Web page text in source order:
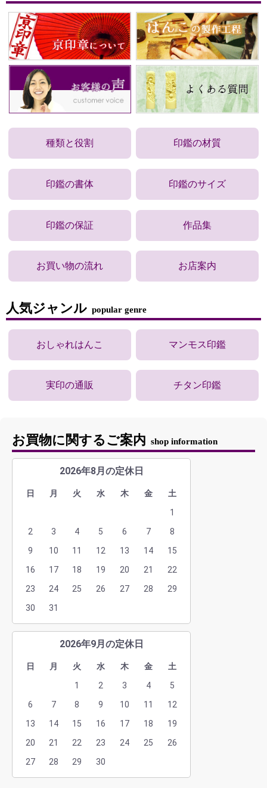
種類と役割 印鑑の材質
印鑑の書体 印鑑のサイズ
印鑑の保証 作品集
お買い物の流れ お店案内
人気ジャンル popular genre
おしゃれはんこ マンモス印鑑
実印の通販 チタン印鑑
お買物に関するご案内 shop information
2026年8月の定休日
日 月 火 水 木 金
土
1
2
3 4 5 6 7
8
9
10 11 12 13 14
15
16
17 18 19 20 21
22
23
24 25 26 27 28
29
30
31
2026年9月の定休日
日 月 火 水 木 金
土
1
2 3 4
5
6
7 8 9 10 11
12
13
14 15 16 17 18
19
20
21 22 23 24 25
26
27
28 29 30